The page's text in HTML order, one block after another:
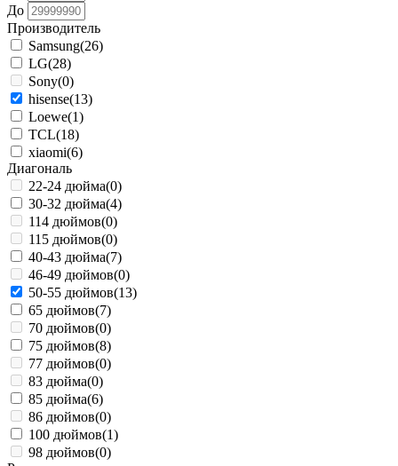
До
Производитель
Samsung(26)
LG(28)
Sony(0)
hisense(13)
Loewe(1)
TCL(18)
xiaomi(6)
Диагональ
22-24 дюйма(0)
30-32 дюйма(4)
114 дюймов(0)
115 дюймов(0)
40-43 дюйма(7)
46-49 дюймов(0)
50-55 дюймов(13)
65 дюймов(7)
70 дюймов(0)
75 дюймов(8)
77 дюймов(0)
83 дюйма(0)
85 дюйма(6)
86 дюймов(0)
100 дюймов(1)
98 дюймов(0)